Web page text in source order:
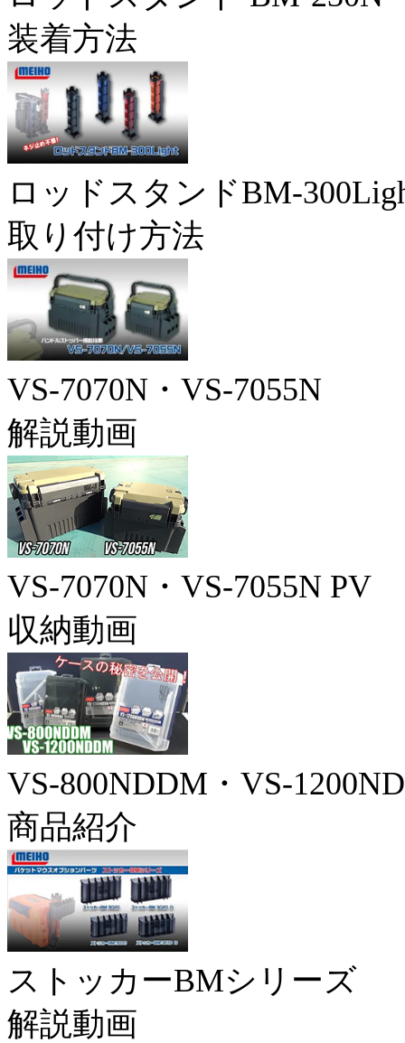
装着方法
ロッドスタンドBM-
取り付け方法
VS-7070N・VS-7055N
解説動画
VS-7070N・VS-7055N PV
収納動画
VS-800NDDM・VS-
商品紹介
ストッカーBMシリーズ
解説動画